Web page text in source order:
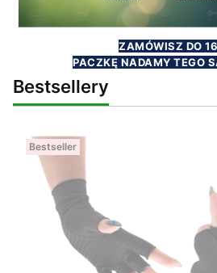
ZAMÓWISZ DO
PACZKĘ NADAMY TEGO
Bestsellery
Bestseller